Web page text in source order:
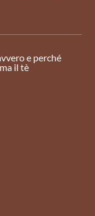
e perché
il tè